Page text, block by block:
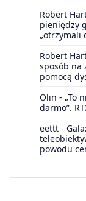
Robert
pieniędzy
„otrzymali
Robert
sposób na
pomocą
Olin - „To
darmo”.
eettt -
powodu